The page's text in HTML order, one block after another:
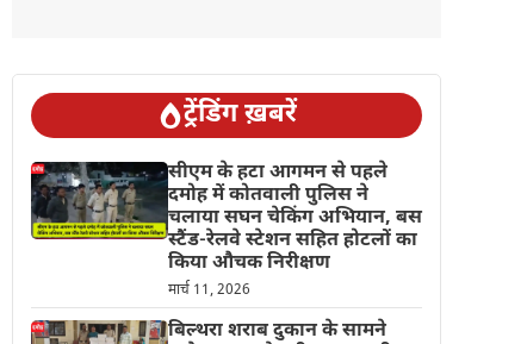
ट्रेंडिंग ख़बरें
सीएम के हटा आगमन से पहले
दमोह में कोतवाली पुलिस ने
चलाया सघन चेकिंग अभियान, बस
स्टैंड-रेलवे स्टेशन सहित होटलों का
किया औचक निरीक्षण
मार्च 11, 2026
बिल्थरा शराब दुकान के सामने